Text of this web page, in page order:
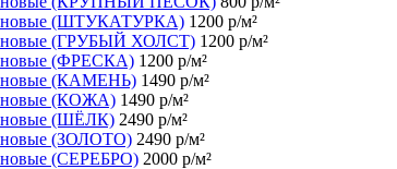
(ШТУКАТУРКА) 1200 р/м²
(ГРУБЫЙ ХОЛСТ) 1200 р/м²
(ФРЕСКА) 1200 р/м²
(КАМЕНЬ) 1490 р/м²
(КОЖА) 1490 р/м²
(ШЁЛК) 2490 р/м²
(ЗОЛОТО) 2490 р/м²
(СЕРЕБРО) 2000 р/м²